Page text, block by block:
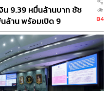
นได้
นออีกประเด็นสำคัญ คือ
รวมทั้งการซื้อตำแหน่ง ที่
อบ และป้องกันไม่ให้เกิดขึ้น
ดำเนินการ เช่น มีผู้ตรวจ
บวนการแต่งตั้งข้าราชการ
แต่ต้นตอ
น 9.39 หมื่นล้านบาท ชัช
ล้าน พร้อมเปิด 9
84